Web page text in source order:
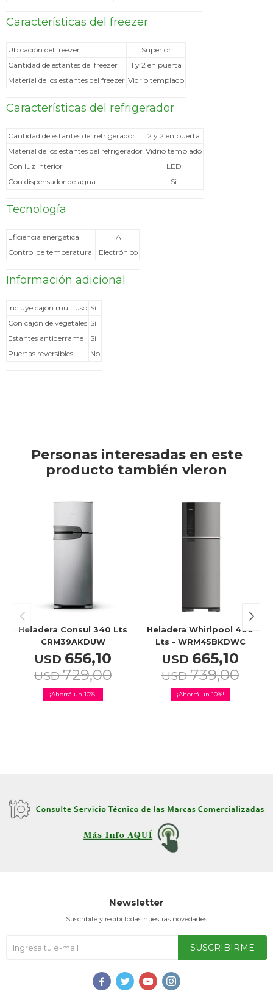
Características del freezer
Ubicación del freezer
Superior
Cantidad de estantes del freezer
1 y 2 en puerta
Material de los estantes del freezer Vidrio templado
Características del refrigerador
Cantidad de estantes del refrigerador
2 y 2 en puerta
Material de los estantes del refrigerador Vidrio templado
Con luz interior
LED
Con dispensador de agua
Si
Tecnología
Eficiencia energética
A
Control de temperatura
Electrónico
Información adicional
Incluye cajón multiuso Sí
Con cajón de vegetales Sí
Estantes antiderrame
Si
Puertas reversibles
No
Personas interesadas en este
producto también vieron
Heladera Consul 340 Lts
CRM39AKDUW
USD 656,10
USD 729,00
10
Heladera Whirlpool 400
Lts - WRM45BKDWC
USD 665,10
USD 739,00
10
Newsletter
¡Suscribite y recibí todas nuestras novedades!
SUSCRIBIRME
   